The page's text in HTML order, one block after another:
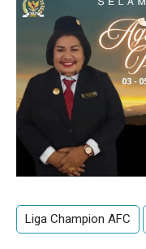
Liga Champion AFC